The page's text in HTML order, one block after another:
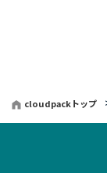
cloudpackトップ